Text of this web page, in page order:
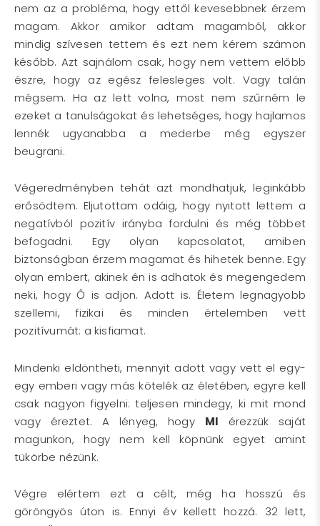
nem az a probléma, hogy ettől kevesebbnek érzem
magam. Akkor amikor adtam magamból, akkor
mindig szívesen tettem és ezt nem kérem számon
később. Azt sajnálom csak, hogy nem vettem előbb
észre, hogy az egész felesleges volt. Vagy talán
mégsem. Ha az lett volna, most nem szűrném le
ezeket a tanulságokat és lehetséges, hogy hajlamos
lennék ugyanabba a mederbe még egyszer
beugrani.
Végeredményben tehát azt mondhatjuk, leginkább
erősödtem. Eljutottam odáig, hogy nyitott lettem a
negatívból pozitív irányba fordulni és még többet
befogadni. Egy olyan kapcsolatot, amiben
biztonságban érzem magamat és hihetek benne. Egy
olyan embert, akinek én is adhatok és megengedem
neki, hogy Ő is adjon. Adott is. Életem legnagyobb
szellemi, fizikai és minden értelemben vett
pozitívumát: a kisfiamat.
Mindenki eldöntheti, mennyit adott vagy vett el egy-
egy emberi vagy más kötelék az életében, egyre kell
csak nagyon figyelni: teljesen mindegy, ki mit mond
vagy éreztet. A lényeg, hogy MI érezzük saját
magunkon, hogy nem kell köpnünk egyet amint
tükörbe nézünk.
Végre elértem ezt a célt, még ha hosszú és
göröngyös úton is. Ennyi év kellett hozzá. 32 lett,